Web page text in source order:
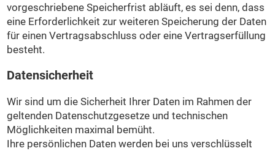
vorgeschriebene Speicherfrist abläuft, es sei denn, dass
eine Erforderlichkeit zur weiteren Speicherung der Daten
für einen Vertragsabschluss oder eine Vertragserfüllung
besteht.
Datensicherheit
Wir sind um die Sicherheit Ihrer Daten im Rahmen der
geltenden Datenschutzgesetze und technischen
Möglichkeiten maximal bemüht.
Ihre persönlichen Daten werden bei uns verschlüsselt